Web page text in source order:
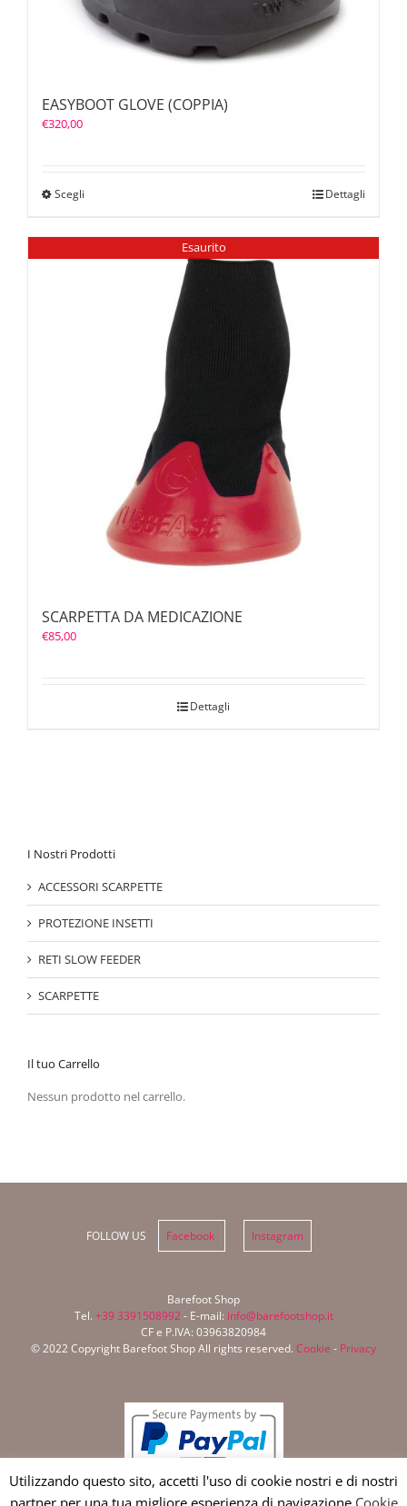
EASYBOOT GLOVE (COPPIA)
€320,00
Scegli Dettagli
Esaurito
SCARPETTA DA MEDICAZIONE
€85,00
Dettagli
I Nostri Prodotti
ACCESSORI SCARPETTE
PROTEZIONE INSETTI
RETI SLOW FEEDER
SCARPETTE
Il tuo Carrello
Nessun prodotto nel carrello.
FOLLOW US Facebook Instagram
Barefoot Shop
Tel. +39 3391508992 - E-mail: info@barefootshop.it
CF e P.IVA: 03963820984
© 2022 Copyright Barefoot Shop All rights reserved. Cookie - Privacy
Utilizzando questo sito, accetti l'uso di cookie nostri e di nostri
partner per una tua migliore esperienza di navigazione. Cookie